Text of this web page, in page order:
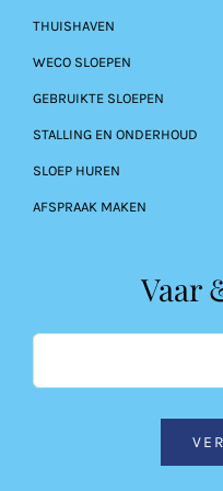
THUISHAVEN
WECO SLOEPEN
GEBRUIKTE SLOEPEN
STALLING EN ONDERHOUD
SLOEP HUREN
AFSPRAAK MAKEN
Vaar